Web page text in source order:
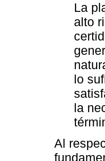
La
alto
lo
la
Al